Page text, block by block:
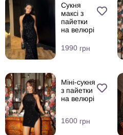
Сукня
максі з
пайетки
на велюрі
1990 грн
Міні-сукня
з пайетки
на велюрі
1600 грн